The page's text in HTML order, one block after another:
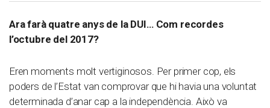
Ara farà quatre anys de la DUI… Com recordes
l’octubre del 2017?
Eren moments molt vertiginosos. Per primer cop, els
poders de l’Estat van comprovar que hi havia una voluntat
determinada d’anar cap a la independència. Això va